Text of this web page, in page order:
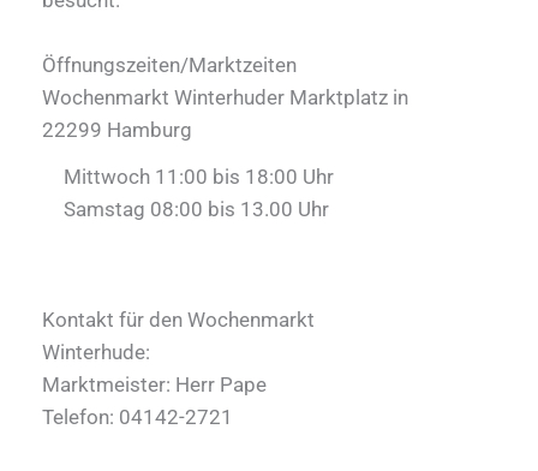
Öffnungszeiten/Marktzeiten
Wochenmarkt Winterhuder Marktplatz in
22299 Hamburg
Mittwoch 11:00 bis 18:00 Uhr
Samstag 08:00 bis 13.00 Uhr
Kontakt für den Wochenmarkt
Winterhude:
Marktmeister: Herr Pape
Telefon: 04142-2721